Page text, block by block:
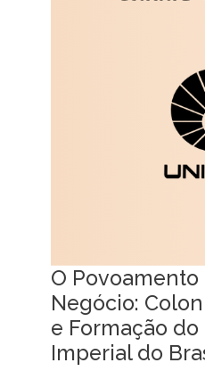
O Povoamento
Negócio:
e Formação do
Imperial do